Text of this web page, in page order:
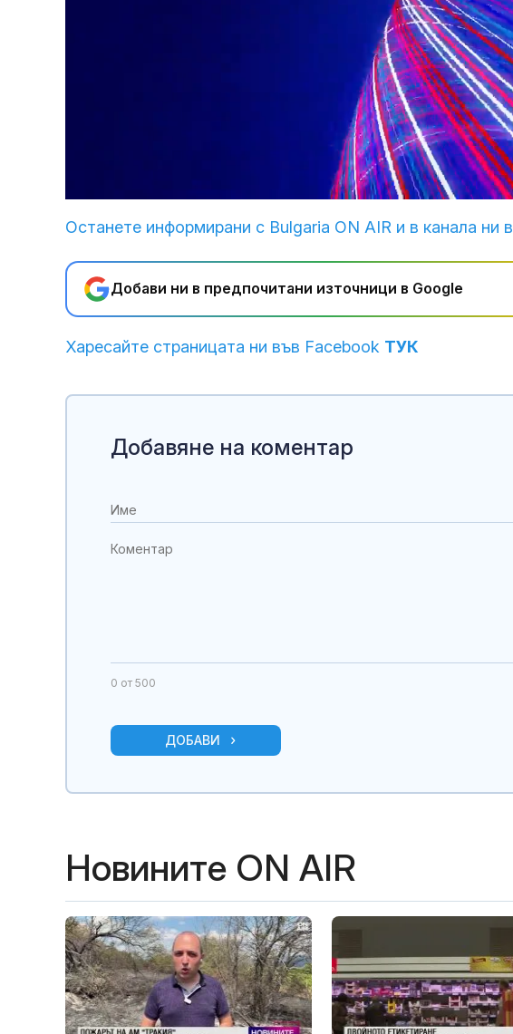
Останете информирани с Bulgaria ON AIR и в канала ни в
Добави ни в предпочитани източници в Google
Харесайте страницата ни във Facebook ТУК
Добавяне на коментар
0 от 500
ДОБАВИ
Новините ON AIR